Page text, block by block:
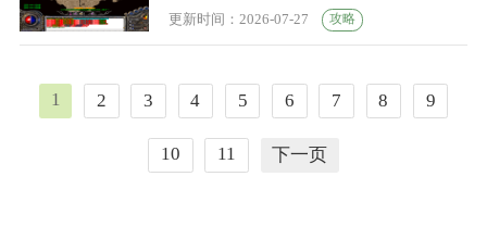
更新时间：2026-07-27 攻略
1 2 3 4 5 6 7 8 9
10 11 下一页